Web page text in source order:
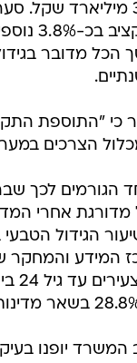
השנה, שהיה 32.4 מיליארד
כי "התוספת
הצרכים
הגורמים לכך
מדורגת אחרי
הגידול
המידע והמחקר
יופנו